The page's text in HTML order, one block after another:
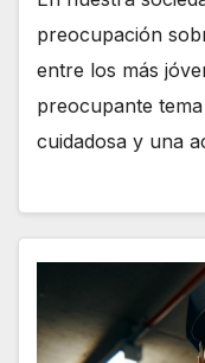
preocupación
entre los más
preocupante
cuidadosa y una